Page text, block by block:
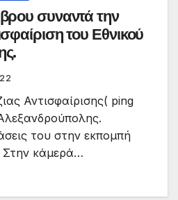
συναντά την
του Εθνικού
Αντισφαίρισης( ping
του στην εκπομπή
Στην κάμερά…